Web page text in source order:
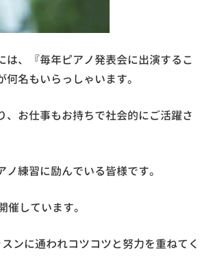
、『毎年ピアノ発表会に出演するこ
名もいらっしゃいます。
お仕事もお持ちで社会的にご活躍さ
練習に励んでいる皆様です。
しています。
ンに通われコツコツと努力を重ねてく